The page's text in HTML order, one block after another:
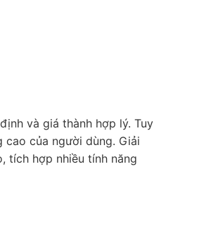
và giá thành hợp lý. Tuy
cao của người dùng. Giải
tích hợp nhiều tính năng